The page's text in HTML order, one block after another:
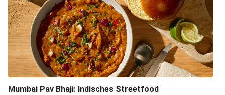
Mumbai Pav Bhaji: Indisches Streetfood